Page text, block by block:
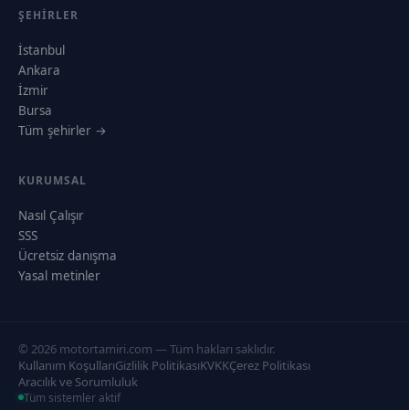
ŞEHIRLER
İstanbul
Ankara
İzmir
Bursa
Tüm şehirler →
KURUMSAL
Nasıl Çalışır
SSS
Ücretsiz danışma
Yasal metinler
© 2026 motortamiri.com — Tüm hakları saklıdır.
Kullanım KoşullarıGizlilik PolitikasıKVKKÇerez Politikası
Aracılık ve Sorumluluk
Tüm sistemler aktif